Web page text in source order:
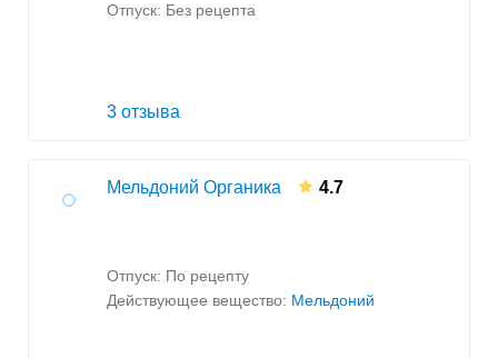
Отпуск: Без рецепта
3 отзыва
Мельдоний Органика 4.7
Отпуск: По рецепту
Действующее вещество: Мельдоний